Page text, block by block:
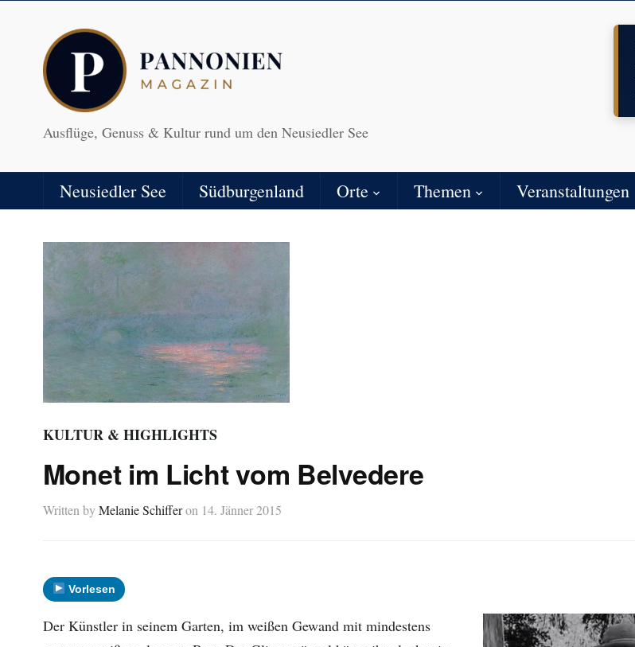
Ausflüge, Genuss & Kultur rund um den Neusiedler See
Neusiedler See Südburgenland Orte Themen Veranstaltungen
KULTUR & HIGHLIGHTS
Monet im Licht vom Belvedere
Written byMelanie Schiffer on 14. Jänner 2015
Vorlesen
Der Künstler in seinem Garten, im weißen Gewand mit mindestens